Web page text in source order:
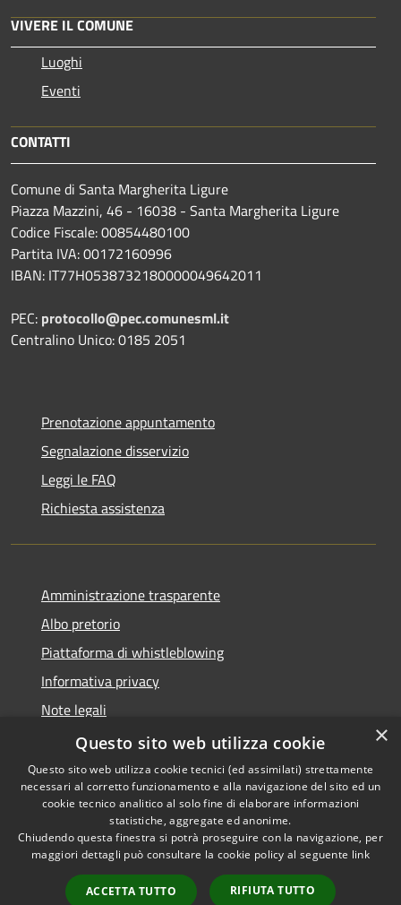
VIVERE IL COMUNE
Luoghi
Eventi
CONTATTI
Comune di Santa Margherita Ligure
Piazza Mazzini, 46 - 16038 - Santa Margherita Ligure
Codice Fiscale: 00854480100
Partita IVA: 00172160996
IBAN: IT77H0538732180000049642011
PEC: protocollo@pec.comunesml.it
Centralino Unico: 0185 2051
Prenotazione appuntamento
Segnalazione disservizio
Leggi le FAQ
Richiesta assistenza
Amministrazione trasparente
Albo pretorio
Piattaforma di whistleblowing
Informativa privacy
Note legali
Dichiarazione di accessibilità
RSS
Accessibilità
© 2022 • Comune di Santa
Margherita Ligure •
Powered by
Municipium•
Accesso
×
Questo sito web utilizza cookie
Questo sito web utilizza cookie tecnici (ed assimilati) strettamente
necessari al corretto funzionamento e alla navigazione del sito ed un
cookie tecnico analitico al solo fine di elaborare informazioni
statistiche, aggregate ed anonime.
Chiudendo questa finestra si potrà proseguire con la navigazione, per
maggiori dettagli può consultare la cookie policy al seguente link
ACCETTA TUTTO RIFIUTA TUTTO